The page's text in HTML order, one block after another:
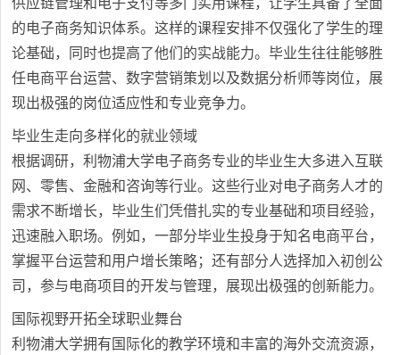
的电子商务知识体系。这样的课程安排不仅强化了学生的理
论基础，同时也提高了他们的实战能力。毕业生往往能够胜
任电商平台运营、数字营销策划以及数据分析师等岗位，展
现出极强的岗位适应性和专业竞争力。
毕业生走向多样化的就业领域
根据调研，利物浦大学电子商务专业的毕业生大多进入互联
网、零售、金融和咨询等行业。这些行业对电子商务人才的
需求不断增长，毕业生们凭借扎实的专业基础和项目经验，
迅速融入职场。例如，一部分毕业生投身于知名电商平台，
掌握平台运营和用户增长策略；还有部分人选择加入初创公
司，参与电商项目的开发与管理，展现出极强的创新能力。
国际视野开拓全球职业舞台
利物浦大学拥有国际化的教学环境和丰富的海外交流资源，